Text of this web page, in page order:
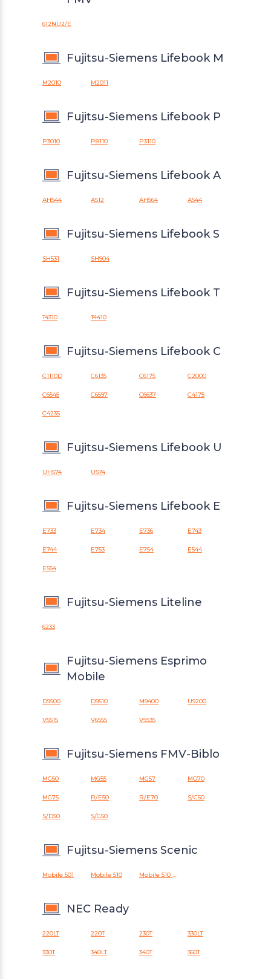
612NU2/E
Fujitsu-Siemens Lifebook M
M2010 M2011
Fujitsu-Siemens Lifebook P
P3010 P8110 P3110
Fujitsu-Siemens Lifebook A
AH544 A512 AH564 A544
Fujitsu-Siemens Lifebook S
SH531 SH904
Fujitsu-Siemens Lifebook T
T4310 T4410
Fujitsu-Siemens Lifebook C
C1110D C6135 C6175 C2000
C6545 C6597 C6637 C4175
C4235
Fujitsu-Siemens Lifebook U
UH574 U574
Fujitsu-Siemens Lifebook E
E733 E734 E736 E743
E744 E753 E754 E544
E554
Fujitsu-Siemens Liteline
6233
Fujitsu-Siemens Esprimo
Mobile
D9500 D9510 M9400 U9200
V5515 V6555 V5535
Fujitsu-Siemens FMV-Biblo
MG50 MG55 MG57 MG70
MG75 R/E50 R/E70 S/C50
S/D50 S/G50
Fujitsu-Siemens Scenic
Mobile 501 Mobile 510 Mobile 510 AGP
NEC Ready
220LT 220T 230T 330LT
330T 340LT 340T 360T